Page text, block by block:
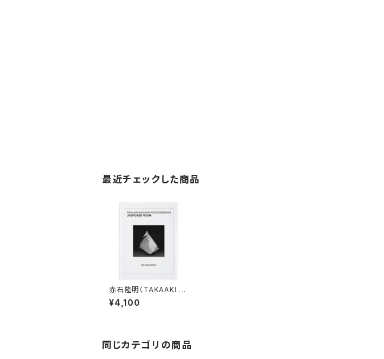
最近チェックした商品
赤石隆明（TAKAAKI A
KAISHI）UNBROKEN
ROOM
¥4,100
同じカテゴリの商品